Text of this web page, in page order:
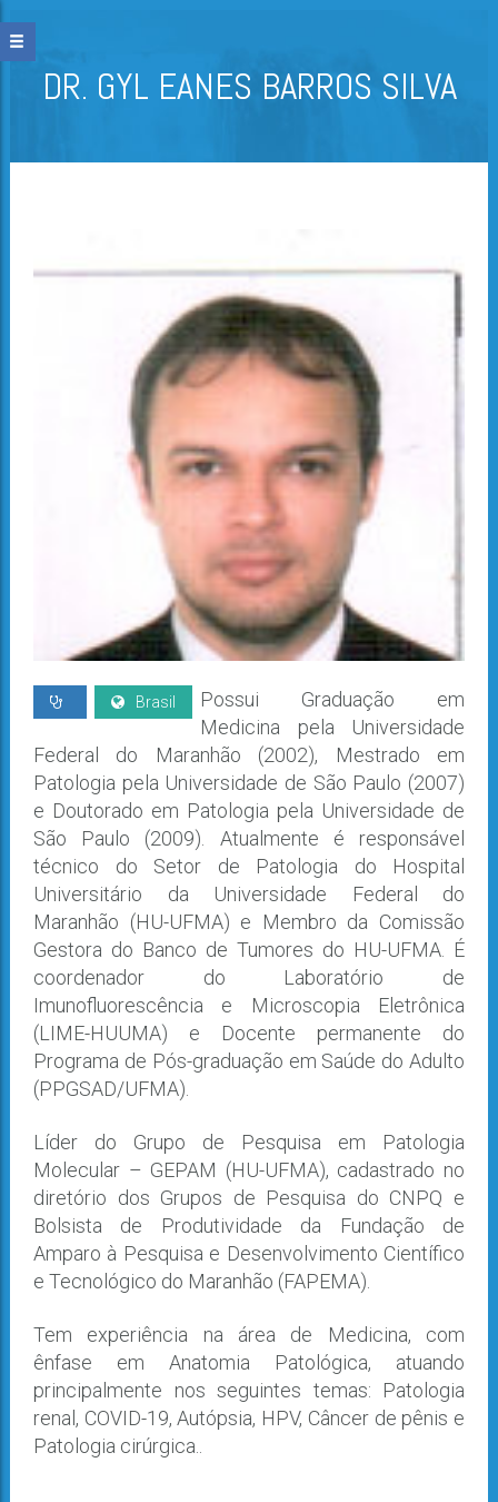
DR. GYL EANES BARROS SILVA
Brasil
Possui Graduação em
Medicina pela Universidade
Federal do Maranhão (2002), Mestrado em
Patologia pela Universidade de São Paulo (2007)
e Doutorado em Patologia pela Universidade de
São Paulo (2009). Atualmente é responsável
técnico do Setor de Patologia do Hospital
Universitário da Universidade Federal do
Maranhão (HU-UFMA) e Membro da Comissão
Gestora do Banco de Tumores do HU-UFMA. É
coordenador do Laboratório de
Imunofluorescência e Microscopia Eletrônica
(LIME-HUUMA) e Docente permanente do
Programa de Pós-graduação em Saúde do Adulto
(PPGSAD/UFMA).
Líder do Grupo de Pesquisa em Patologia
Molecular – GEPAM (HU-UFMA), cadastrado no
diretório dos Grupos de Pesquisa do CNPQ e
Bolsista de Produtividade da Fundação de
Amparo à Pesquisa e Desenvolvimento Científico
e Tecnológico do Maranhão (FAPEMA).
Tem experiência na área de Medicina, com
ênfase em Anatomia Patológica, atuando
principalmente nos seguintes temas: Patologia
renal, COVID-19, Autópsia, HPV, Câncer de pênis e
Patologia cirúrgica..